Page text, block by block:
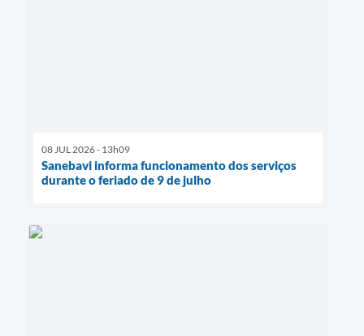
08 JUL 2026 - 13h09
Sanebavi informa funcionamento dos serviços
durante o feriado de 9 de julho